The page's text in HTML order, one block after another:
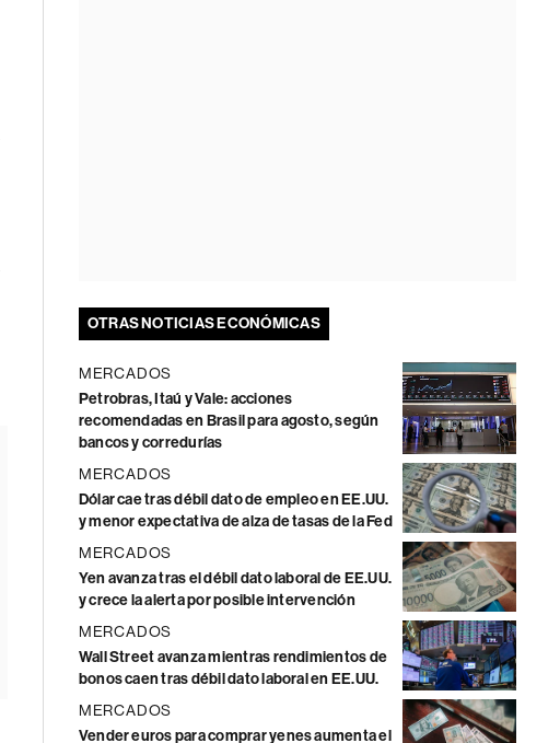
OTRAS NOTICIAS ECONÓMICAS
MERCADOS
Petrobras, Itaú y Vale: acciones
recomendadas en Brasil para agosto, según
bancos y corredurías
MERCADOS
Dólar cae tras débil dato de empleo en EE.UU.
y menor expectativa de alza de tasas de la Fed
MERCADOS
Yen avanza tras el débil dato laboral de EE.UU.
y crece la alerta por posible intervención
MERCADOS
Wall Street avanza mientras rendimientos de
bonos caen tras débil dato laboral en EE.UU.
MERCADOS
Vender euros para comprar yenes aumenta el